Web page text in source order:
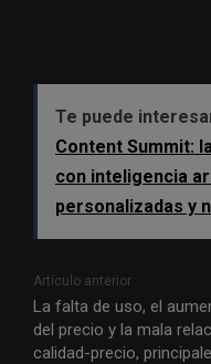
Te puede
Content Summit:
con inteligencia
personalizadas y
Artículo anterior
La falta de uso, el
del precio y la mala
calidad-precio,